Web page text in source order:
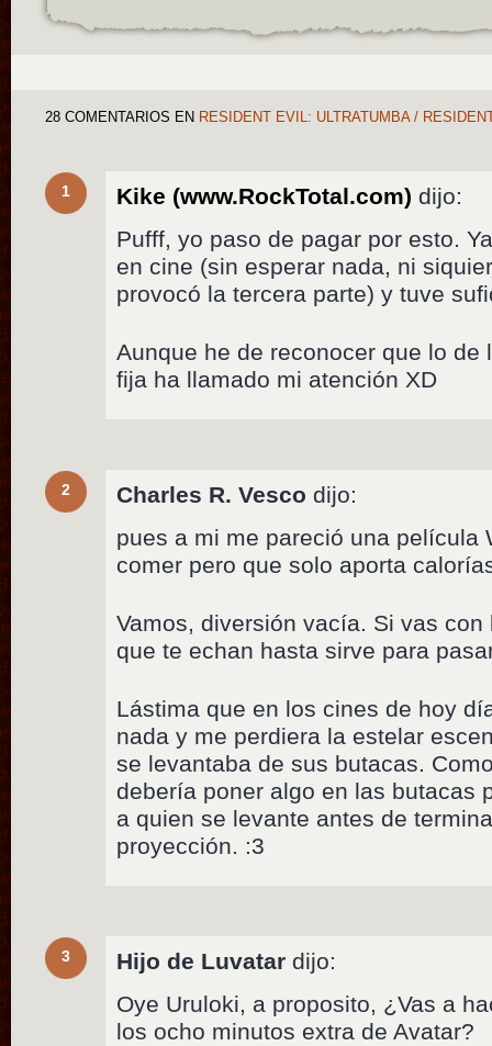
28 COMENTARIOS EN RESIDENT EVIL: ULTRATUMBA /
1 Kike (www.RockTotal.com) dijo:
Pufff, yo paso de pagar por esto.
en cine (sin esperar nada, ni
provocó la tercera parte) y tuve
Aunque he de reconocer que lo de
fija ha llamado mi atención XD
2 Charles R. Vesco dijo:
pues a mi me pareció una película
comer pero que solo aporta
Vamos, diversión vacía. Si vas
que te echan hasta sirve para
Lástima que en los cines de hoy
nada y me perdiera la estelar
se levantaba de sus butacas.
debería poner algo en las butacas
a quien se levante antes de
proyección. :3
3 Hijo de Luvatar dijo:
Oye Uruloki, a proposito, ¿Vas a
los ocho minutos extra de Avatar?